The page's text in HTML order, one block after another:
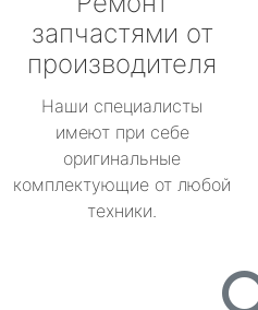
запчастями от
производителя
Наши специалисты
имеют при себе
оригинальные
комплектующие от любой
техники.